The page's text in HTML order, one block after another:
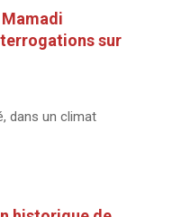
sur
dans un climat